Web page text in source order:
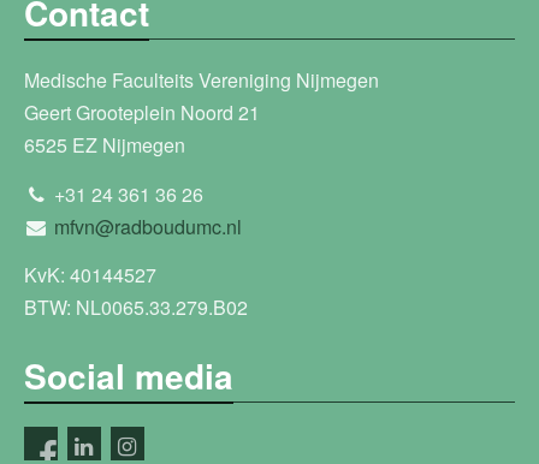
Contact
Medische Faculteits Vereniging Nijmegen
Geert Grooteplein Noord 21
6525 EZ Nijmegen
+31 24 361 36 26
mfvn@radboudumc.nl
KvK: 40144527
BTW: NL0065.33.279.B02
Social media